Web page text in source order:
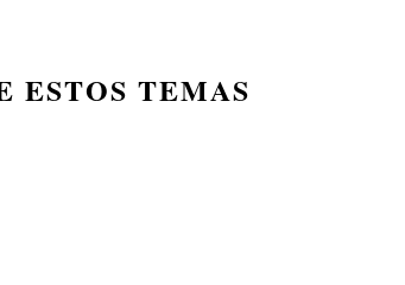
ESTOS TEMAS